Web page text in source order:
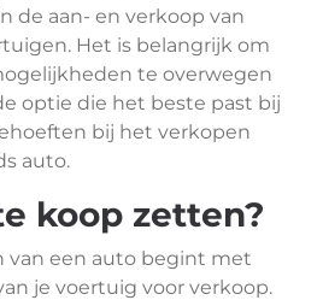
de aan- en verkoop van
Het is belangrijk om
te overwegen
optie die het beste past bij
bij het verkopen
auto.
koop zetten?
van een auto begint met
je voertuig voor verkoop.